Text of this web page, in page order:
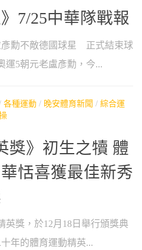
7/25中華隊戰報
彥勳不敵德國球星 正式結束球
運5朝元老盧彥勳，今...
各種運動 / 晚安體育新聞 / 綜合運
獎》初生之犢 體
恬喜獲最佳新秀
英獎，於12月18日舉行頒獎典
年的體育運動精英...